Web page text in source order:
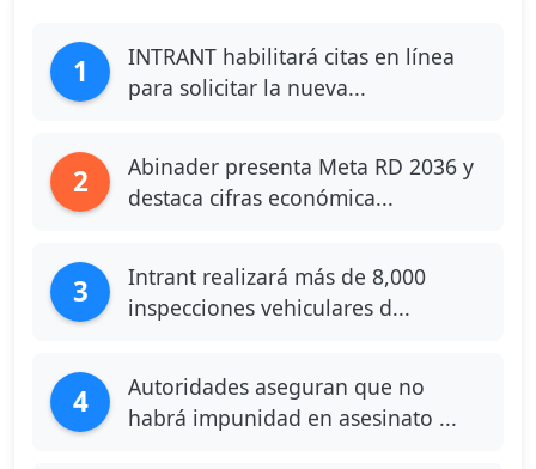
1
INTRANT habilitará citas en línea
para solicitar la nueva...
2
Abinader presenta Meta RD 2036 y
destaca cifras económica...
3
Intrant realizará más de 8,000
inspecciones vehiculares d...
4
Autoridades aseguran que no
habrá impunidad en asesinato ...